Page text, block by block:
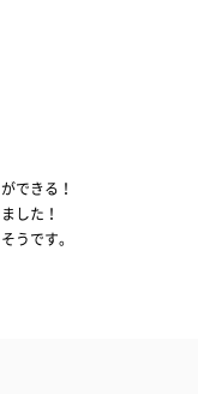
できる！
した！
うです。